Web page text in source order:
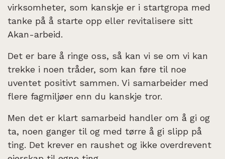
virksomheter, som kanskje er i startgropa med
tanke på å starte opp eller revitalisere sitt
Akan-arbeid.
Det er bare å ringe oss, så kan vi se om vi kan
trekke i noen tråder, som kan føre til noe
uventet positivt sammen. Vi samarbeider med
flere fagmiljøer enn du kanskje tror.
Men det er klart samarbeid handler om å gi og
ta, noen ganger til og med tørre å gi slipp på
ting. Det krever en raushet og ikke overdrevent